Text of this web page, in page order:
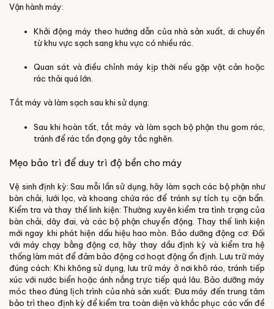
Vận hành máy:
Khởi động máy theo hướng dẫn của nhà sản xuất, di chuyển
từ khu vực sạch sang khu vực có nhiều rác.
Quan sát và điều chỉnh máy kịp thời nếu gặp vật cản hoặc
rác thải quá lớn.
Tắt máy và làm sạch sau khi sử dụng:
Sau khi hoàn tất, tắt máy và làm sạch bộ phận thu gom rác,
tránh để rác tồn đọng gây tắc nghẽn.
Mẹo bảo trì để duy trì độ bền cho máy
Vệ sinh định kỳ: Sau mỗi lần sử dụng, hãy làm sạch các bộ phận như
bàn chải, lưới lọc, và khoang chứa rác để tránh sự tích tụ cặn bẩn.
Kiểm tra và thay thế linh kiện: Thường xuyên kiểm tra tình trạng của
bàn chải, dây đai, và các bộ phận chuyển động. Thay thế linh kiện
mới ngay khi phát hiện dấu hiệu hao mòn. Bảo dưỡng động cơ: Đối
với máy chạy bằng động cơ, hãy thay dầu định kỳ và kiểm tra hệ
thống làm mát để đảm bảo động cơ hoạt động ổn định. Lưu trữ máy
đúng cách: Khi không sử dụng, lưu trữ máy ở nơi khô ráo, tránh tiếp
xúc với nước biển hoặc ánh nắng trực tiếp quá lâu. Bảo dưỡng máy
móc theo đúng lịch trình của nhà sản xuất: Đưa máy đến trung tâm
bảo trì theo định kỳ để kiểm tra toàn diện và khắc phục các vấn đề